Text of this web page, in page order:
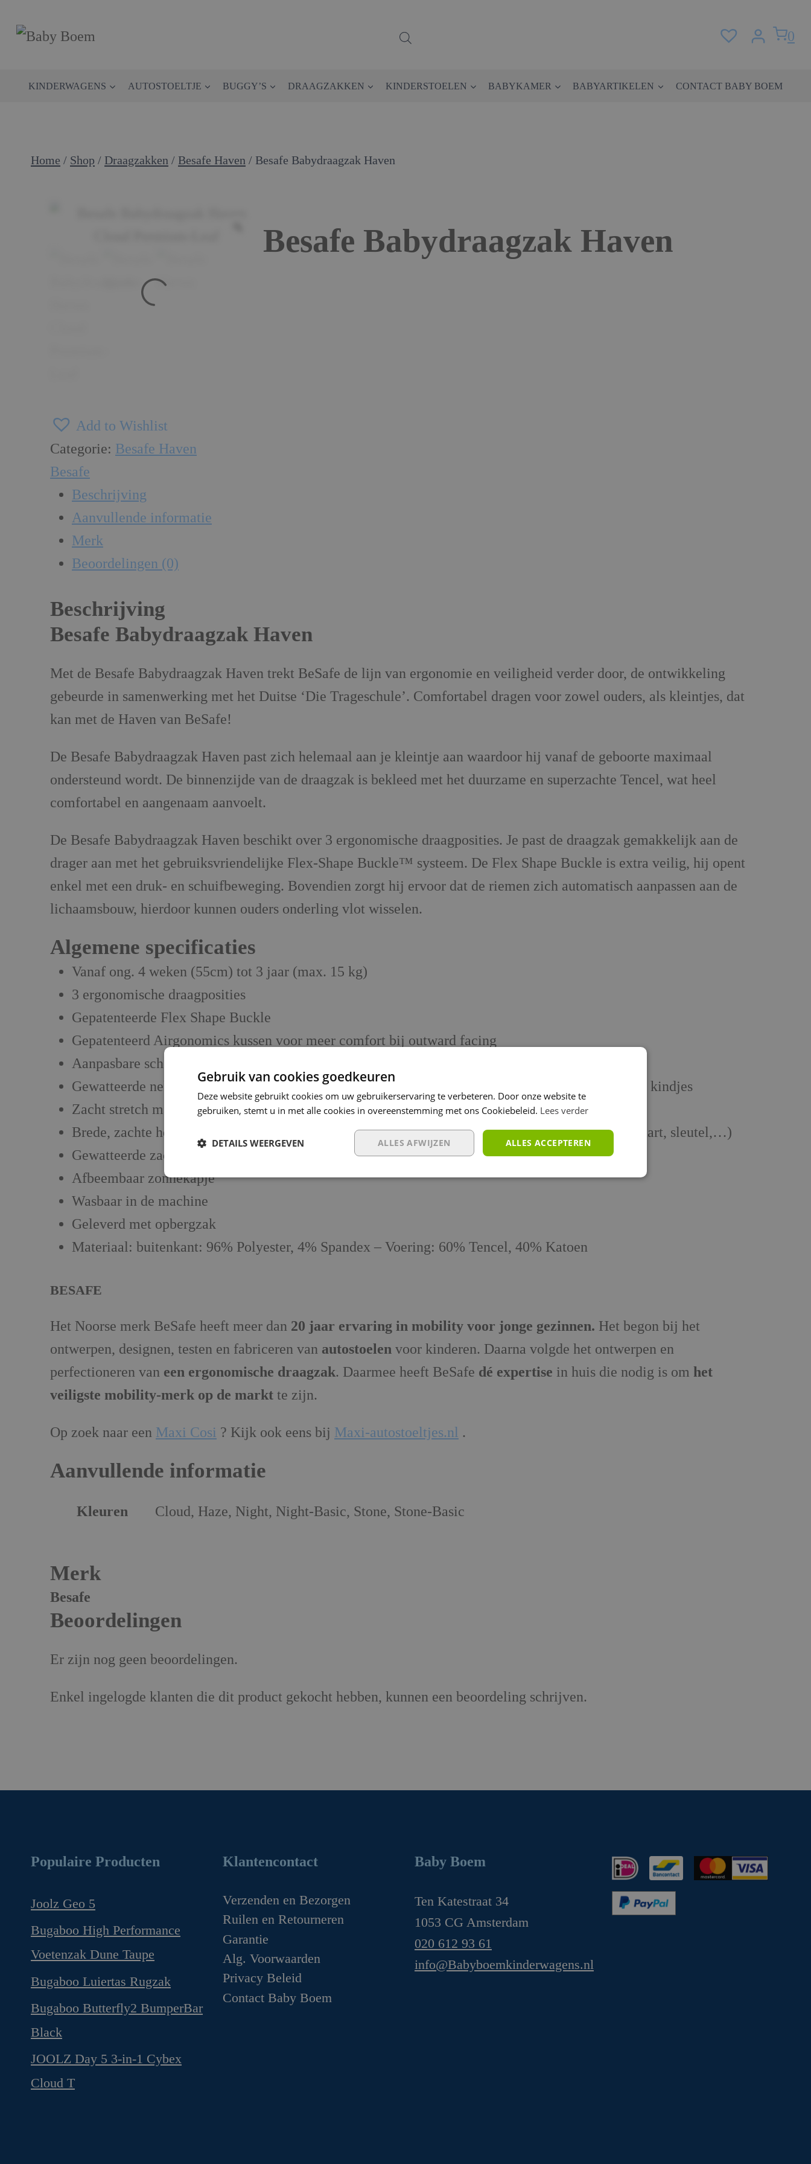
naar
0
KINDERWAGENS AUTOSTOELTJE BUGGY’S DRAAGZAKKEN KINDERSTOELEN BABYKAMER BABYARTIKELEN CONTACT BABY BOEM
Home / Shop / Draagzakken / Besafe Haven / Besafe Babydraagzak Haven
Besafe Babydraagzak Haven
Add to Wishlist
Categorie: Besafe Haven
Besafe
Beschrijving
Aanvullende informatie
Merk
Beoordelingen (0)
Beschrijving
Besafe Babydraagzak Haven
Met de Besafe Babydraagzak Haven trekt BeSafe de lijn van ergonomie en veiligheid verder door, de ontwikkeling
gebeurde in samenwerking met het Duitse ‘Die Trageschule’. Comfortabel dragen voor zowel ouders, als kleintjes, dat
kan met de Haven van BeSafe!
De Besafe Babydraagzak Haven past zich helemaal aan je kleintje aan waardoor hij vanaf de geboorte maximaal
ondersteund wordt. De binnenzijde van de draagzak is bekleed met het duurzame en superzachte Tencel, wat heel
comfortabel en aangenaam aanvoelt.
De Besafe Babydraagzak Haven beschikt over 3 ergonomische draagposities. Je past de draagzak gemakkelijk aan de
drager aan met het gebruiksvriendelijke Flex-Shape Buckle™ systeem. De Flex Shape Buckle is extra veilig, hij opent
enkel met een druk- en schuifbeweging. Bovendien zorgt hij ervoor dat de riemen zich automatisch aanpassen aan de
lichaamsbouw, hierdoor kunnen ouders onderling vlot wisselen.
Algemene specificaties
Vanaf ong. 4 weken (55cm) tot 3 jaar (max. 15 kg)
3 ergonomische draagposities
Gepatenteerde Flex Shape Buckle
Gepatenteerd Airgonomics kussen voor meer comfort bij outward facing
Aanpasbare schouderriemen met afneembare Comfort Pads (riemen kunnen ook gekruist worden)
Gewatteerde neksteun, kan omgeplooid worden voor meer ruimte en een breder zicht voor grotere kindjes
Zacht stretch materiaal voor extra comfort, past zich aan het lichaam van de baby aan
Brede, zachte heupriem met veiligheidssluiting en handig opbergvakje aan de binnenkant (bankkaart, sleutel,…)
Gewatteerde zachten ritsen
Afbeembaar zonnekapje
Wasbaar in de machine
Geleverd met opbergzak
Materiaal: buitenkant: 96% Polyester, 4% Spandex – Voering: 60% Tencel, 40% Katoen
BESAFE
Het Noorse merk BeSafe heeft meer dan 20 jaar ervaring in mobility voor jonge gezinnen. Het begon bij het
ontwerpen, designen, testen en fabriceren van autostoelen voor kinderen. Daarna volgde het ontwerpen en
perfectioneren van een ergonomische draagzak. Daarmee heeft BeSafe dé expertise in huis die nodig is om het
veiligste mobility-merk op de markt te zijn.
Op zoek naar een Maxi Cosi ? Kijk ook eens bij Maxi-autostoeltjes.nl .
Aanvullende informatie
Kleuren Cloud, Haze, Night, Night-Basic, Stone, Stone-Basic
Merk
Besafe
Beoordelingen
Er zijn nog geen beoordelingen.
Enkel ingelogde klanten die dit product gekocht hebben, kunnen een beoordeling schrijven.
Populaire Producten
Joolz Geo 5
was:
€1,299.00.
is:
€1,169.00.
Bugaboo High Performance
Voetenzak Dune Taupe Oorspronkelijke
was:
€199.95.
is:
€149.95.
Bugaboo Luiertas Rugzak Oorspronkelijke
was:
is:
Bugaboo Butterfly2 BumperBar
Black
was:
€49.95.
is:
€44.95.
JOOLZ Day 5 3-in-1 Cybex
Cloud TOorspronkelijke
Huidige
Klantencontact
Verzenden en Bezorgen
Ruilen en Retourneren
Garantie
Alg. Voorwaarden
Privacy Beleid
Contact Baby Boem
Baby Boem
Ten Katestraat 34
1053 CG Amsterdam
020 612 93 61
info@Babyboemkinderwagens.nl
Gebruik van cookies goedkeuren
Deze website gebruikt cookies om uw gebruikerservaring te verbeteren. Door onze website te
gebruiken, stemt u in met alle cookies in overeenstemming met ons Cookiebeleid. Lees verder
ALLES ACCEPTEREN
ALLES AFWIJZEN
DETAILS WEERGEVEN